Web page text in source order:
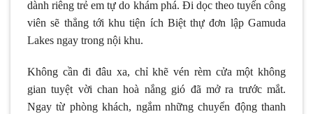
dành riêng trẻ em tự do khám phá. Đi dọc theo tuyến công
viên sẽ thẳng tới khu tiện ích Biệt thự đơn lập Gamuda
Lakes ngay trong nội khu.
Không cần đi đâu xa, chỉ khẽ vén rèm cửa một không
gian tuyệt vời chan hoà nắng gió đã mở ra trước mắt.
Ngay từ phòng khách, ngắm những chuyển động thanh